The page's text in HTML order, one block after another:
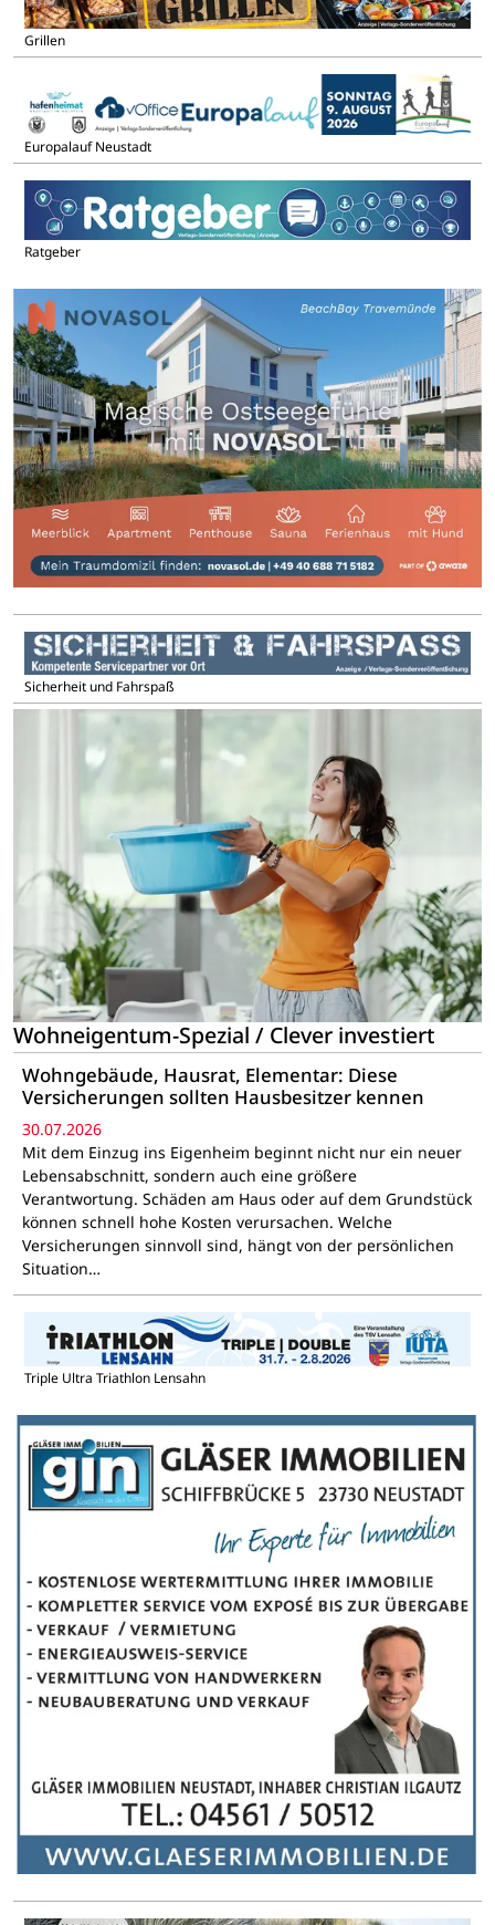
Grillen
Europalauf Neustadt
Ratgeber
Sicherheit und Fahrspaß
Wohneigentum-Spezial / Clever investiert
Wohngebäude, Hausrat, Elementar: Diese
Versicherungen sollten Hausbesitzer kennen
30.07.2026
Mit dem Einzug ins Eigenheim beginnt nicht nur ein neuer
Lebensabschnitt, sondern auch eine größere
Verantwortung. Schäden am Haus oder auf dem Grundstück
können schnell hohe Kosten verursachen. Welche
Versicherungen sinnvoll sind, hängt von der persönlichen
Situation…
Triple Ultra Triathlon Lensahn